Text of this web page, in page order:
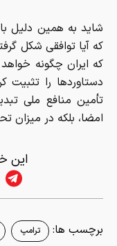
شاید به همین دلیل
که آیا توافقی شکل
که ایران چگونه
دستاورد‌ها را تثبیت
تأمین منافع ملی
امضا، بلکه در
این
برچسب ها: ترامپ